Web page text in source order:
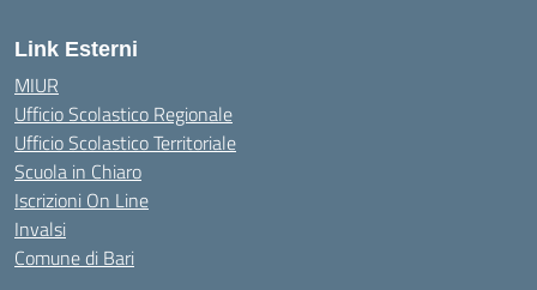
Link Esterni
MIUR
Ufficio Scolastico Regionale
Ufficio Scolastico Territoriale
Scuola in Chiaro
Iscrizioni On Line
Invalsi
Comune di Bari